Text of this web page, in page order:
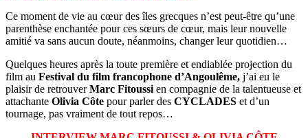
Ce moment de vie au cœur des îles grecques n’est peut-être qu’une
parenthèse enchantée pour ces sœurs de cœur, mais leur nouvelle
amitié va sans aucun doute, néanmoins, changer leur quotidien…
Quelques heures après la toute première et endiablée projection du
film au Festival du film francophone d’Angoulême, j’ai eu le
plaisir de retrouverMarc Fitoussi en compagnie de la talentueuse et
attachante Olivia Côte pour parler des CYCLADES et d’un
tournage, pas vraiment de tout repos…